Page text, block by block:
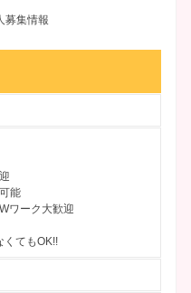
募集情報
能
ワーク大歓迎
くてもOK!!